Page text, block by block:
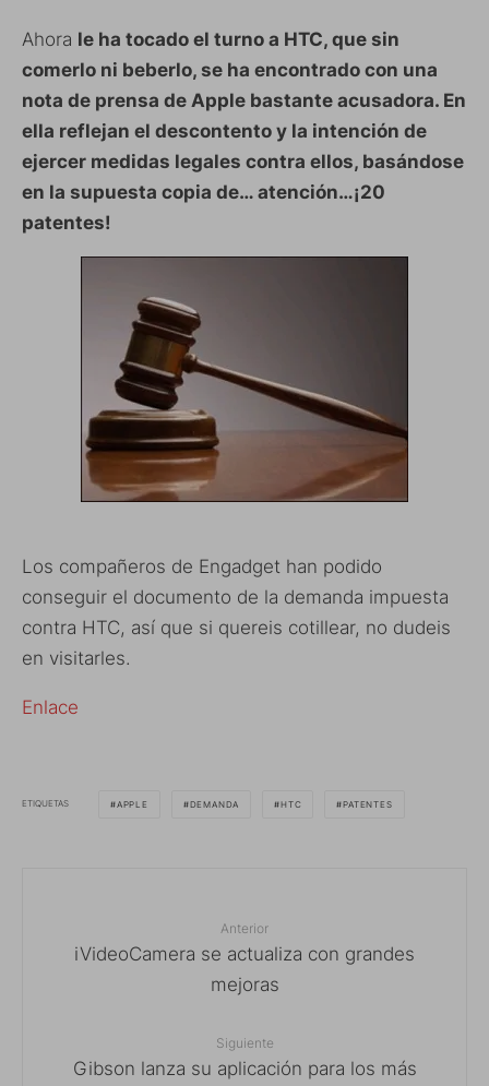
Ahora le ha tocado el turno a HTC, que sin
comerlo ni beberlo, se ha encontrado con una
nota de prensa de Apple bastante acusadora. En
ella reflejan el descontento y la intención de
ejercer medidas legales contra ellos, basándose
en la supuesta copia de… atención…¡20
patentes!
Los compañeros de Engadget han podido
conseguir el documento de la demanda impuesta
contra HTC, así que si quereis cotillear, no dudeis
en visitarles.
Enlace
ETIQUETAS APPLE DEMANDA HTC PATENTES
Anterior
iVideoCamera se actualiza con grandes
mejoras
Siguiente
Gibson lanza su aplicación para los más